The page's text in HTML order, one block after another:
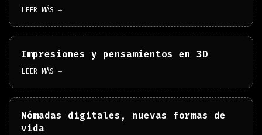
LEER MÁS →
Impresiones y pensamientos en 3D
LEER MÁS →
Nómadas digitales, nuevas formas de
vida